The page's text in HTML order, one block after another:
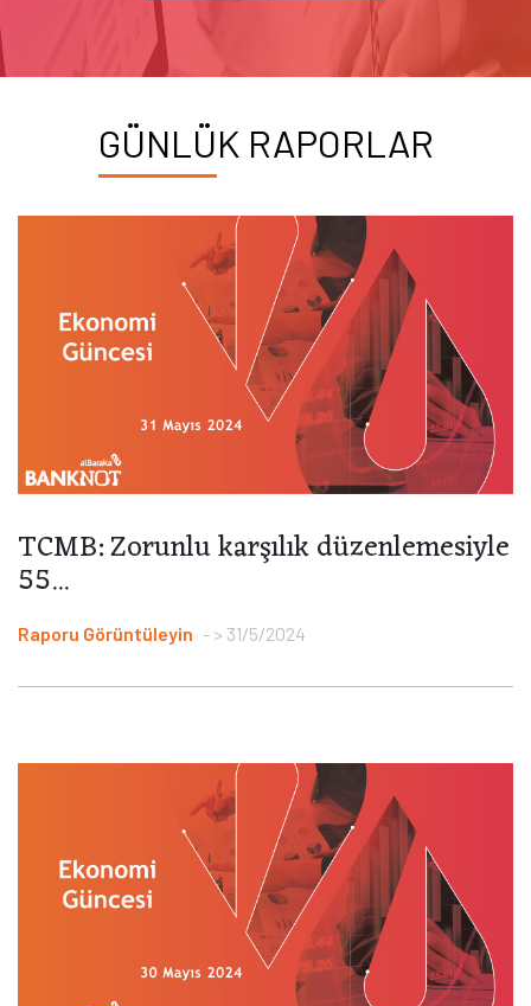
GÜNLÜK RAPORLAR
TCMB: Zorunlu karşılık düzenlemesiyle
55...
Raporu Görüntüleyin > 31/5/2024